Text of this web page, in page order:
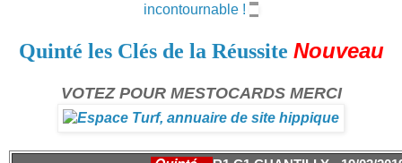
incontournable !
Quinté les Clés de la Réussite Nouveau
VOTEZ POUR MESTOCARDS MERCI